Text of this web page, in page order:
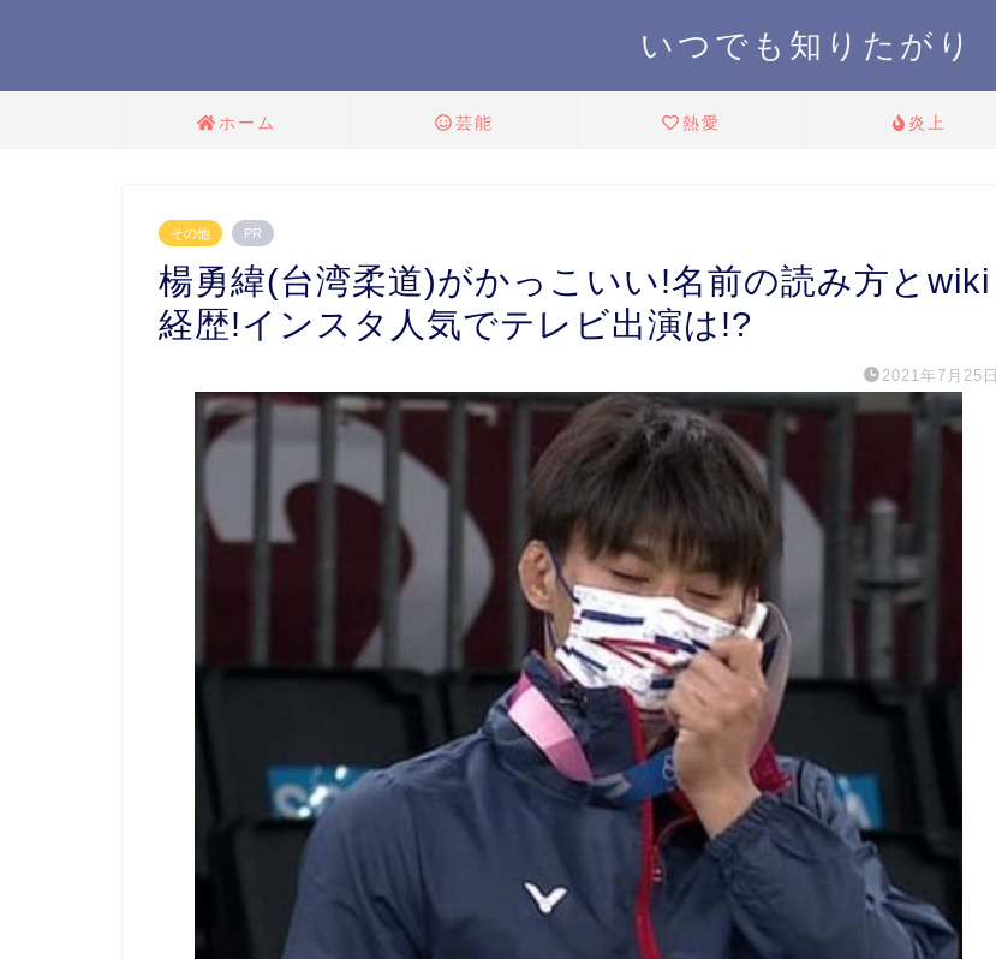
いつでも知りたがり
ホーム 芸能 熱愛 炎上
その他 PR
楊勇緯(台湾柔道)がかっこいい!名前の読み方とwiki
経歴!インスタ人気でテレビ出演は!?
2021年7月25日